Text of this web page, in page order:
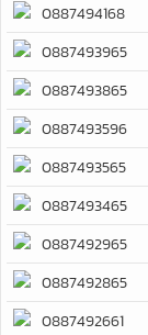
0887494168
0887493965
0887493865
0887493596
0887493565
0887493465
0887492965
0887492865
0887492661